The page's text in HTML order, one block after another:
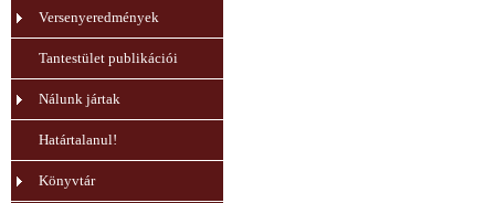
Versenyeredmények
Tantestület publikációi
Nálunk jártak
Határtalanul!
Könyvtár